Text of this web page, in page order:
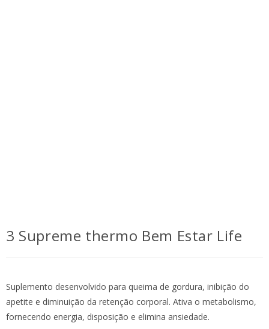
3 Supreme thermo Bem Estar Life
Suplemento desenvolvido para queima de gordura, inibição do
apetite e diminuição da retenção corporal. Ativa o metabolismo,
fornecendo energia, disposição e elimina ansiedade.